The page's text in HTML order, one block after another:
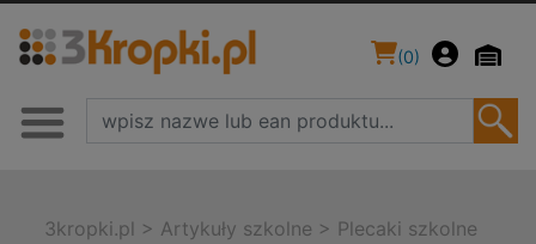
(0)
3kropki.pl > Artykuły szkolne > Plecaki szkolne